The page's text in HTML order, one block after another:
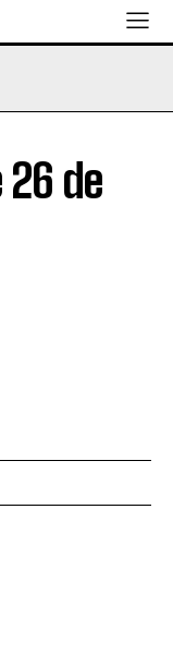
26 de